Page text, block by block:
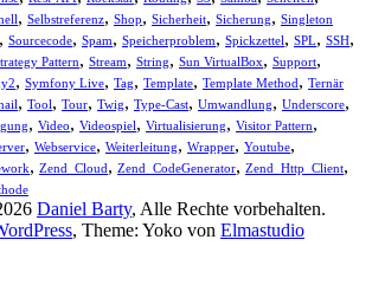
, Selbstreferenz, Shop, Sicherheit, Sicherung, Singleton
, Sourcecode, Spam, Speicherproblem, Spickzettel , SPL, SSH,
Pattern, Stream, String, Sun VirtualBox, Support,
, Symfony Live, Tag, Template, Template Method , Ternär
, Tool , Tour, Twig, Type-Cast, Umwandlung, Underscore,
, Video, Videospiel , Virtualisierung, Visitor Pattern,
, Webservice, Weiterleitung, Wrapper, Youtube,
, Zend_Cloud , Zend_CodeGenerator, Zend_Http_Client,
Daniel Barty, Alle Rechte vorbehalten.
, Theme: Yoko von Elmastudio